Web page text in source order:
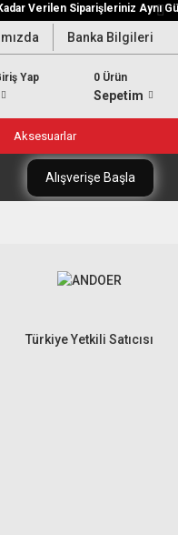
Verilen Siparişleriniz Aynı Gün
Banka Bilgileri
Yap 0 Ürün
Sepetim
Aksesuarlar
Alışverişe Başla
Türkiye Yetkili Satıcısı